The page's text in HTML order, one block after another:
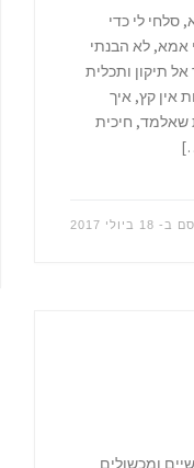
לי כדי
אמא, לא הבנתי
תיקון ותכלית
אין קץ, איך
שאלמד, חיכית
ב- 18 ביולי 2017
ומכשולים